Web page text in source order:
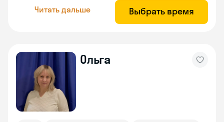
Читать дальше Выбрать время
Ольга